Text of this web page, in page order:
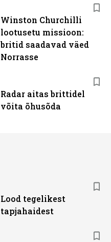
Winston Churchilli
lootusetu missioon:
britid saadavad väed
Norrasse
Radar aitas brittidel
võita õhusõda
Lood tegelikest
tapjahaidest